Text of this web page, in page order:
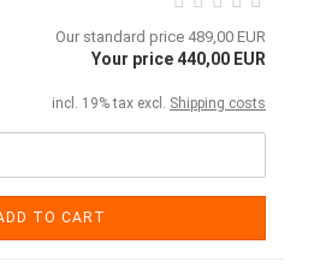
Our standard price 489,00 EUR
Your price 440,00 EUR
incl. 19% tax excl. Shipping costs
TO CART